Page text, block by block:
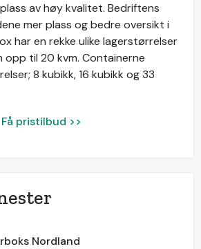
av høy kvalitet. Bedriftens
mer plass og bedre oversikt i
har en rekke ulike lagerstørrelser
opp til 20 kvm. Containerne
8 kubikk, 16 kubikk og 33
Få pristilbud >>
Nordland